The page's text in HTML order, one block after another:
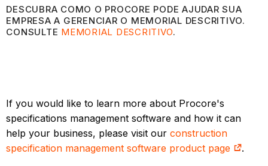
DESCUBRA COMO O PROCORE PODE AJUDAR SUA
EMPRESA A GERENCIAR O MEMORIAL DESCRITIVO.
CONSULTE MEMORIAL DESCRITIVO.
If you would like to learn more about Procore's
specifications management software and how it can
help your business, please visit ourconstruction
specification management software product page
.